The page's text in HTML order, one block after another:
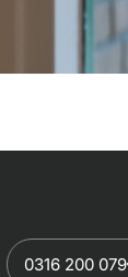
0316 200 079